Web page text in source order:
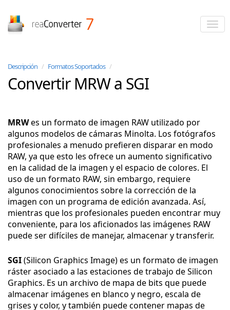
Descripción / Formatos Soportados /
Convertir MRW a SGI
MRWes un formato de imagen RAW utilizado por
algunos modelos de cámaras Minolta. Los fotógrafos
profesionales a menudo prefieren disparar en modo
RAW, ya que esto les ofrece un aumento significativo
en la calidad de la imagen y el espacio de colores. El
uso de un formato RAW, sin embargo, requiere
algunos conocimientos sobre la corrección de la
imagen con un programa de edición avanzada. Así,
mientras que los profesionales pueden encontrar muy
conveniente, para los aficionados las imágenes RAW
puede ser difíciles de manejar, almacenar y transferir.
SGI(Silicon Graphics Image) es un formato de imagen
ráster asociado a las estaciones de trabajo de Silicon
Graphics. Es un archivo de mapa de bits que puede
almacenar imágenes en blanco y negro, escala de
grises y color, y también puede contener mapas de